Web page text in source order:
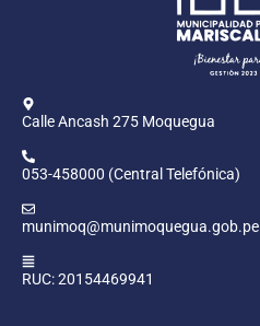
Calle Ancash 275 Moquegua
053-458000 (Central Telefónica)
munimoq@munimoquegua.gob.pe
RUC: 20154469941